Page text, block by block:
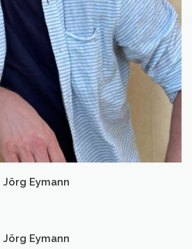
Jörg Eymann
Jörg Eymann